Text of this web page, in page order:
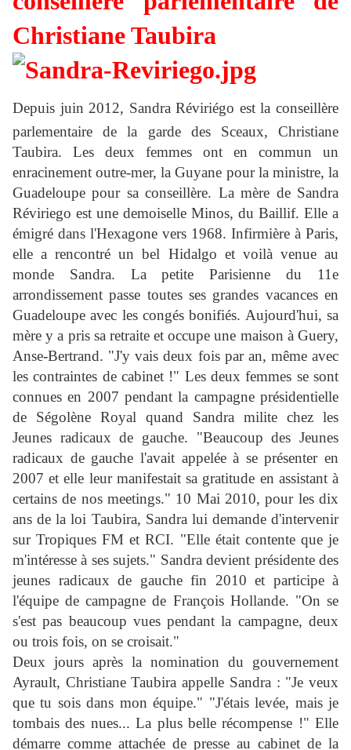
Christiane Taubira
Depuis juin 2012, Sandra Réviriégo est la conseillère
parlementaire de la garde des Sceaux, Christiane
Taubira. Les deux femmes ont en commun un
enracinement outre-mer, la Guyane pour la ministre, la
Guadeloupe pour sa conseillère. La mère de Sandra
Réviriego est une demoiselle Minos, du Baillif. Elle a
émigré dans l'Hexagone vers 1968. Infirmière à Paris,
elle a rencontré un bel Hidalgo et voilà venue au
monde Sandra. La petite Parisienne du 11e
arrondissement passe toutes ses grandes vacances en
Guadeloupe avec les congés bonifiés. Aujourd'hui, sa
mère y a pris sa retraite et occupe une maison à Guery,
Anse-Bertrand. "J'y vais deux fois par an, même avec
les contraintes de cabinet !" Les deux femmes se sont
connues en 2007 pendant la campagne présidentielle
de Ségolène Royal quand Sandra milite chez les
Jeunes radicaux de gauche. "Beaucoup des Jeunes
radicaux de gauche l'avait appelée à se présenter en
2007 et elle leur manifestait sa gratitude en assistant à
certains de nos meetings." 10 Mai 2010, pour les dix
ans de la loi Taubira, Sandra lui demande d'intervenir
sur Tropiques FM et RCI. "Elle était contente que je
m'intéresse à ses sujets." Sandra devient présidente des
jeunes radicaux de gauche fin 2010 et participe à
l'équipe de campagne de François Hollande. "On se
s'est pas beaucoup vues pendant la campagne, deux
ou trois fois, on se croisait."
Deux jours après la nomination du gouvernement
Ayrault, Christiane Taubira appelle Sandra : "Je veux
que tu sois dans mon équipe." "J'étais levée, mais je
tombais des nues... La plus belle récompense !" Elle
démarre comme attachée de presse au cabinet de la